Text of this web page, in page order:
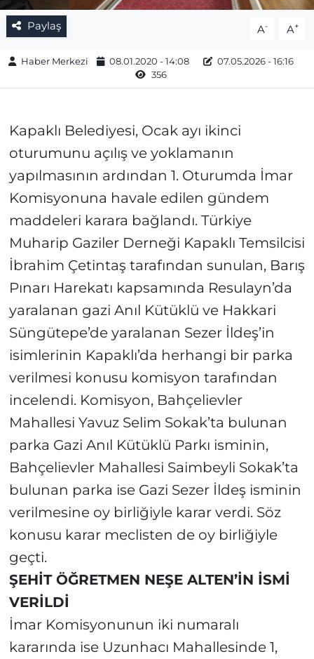
Paylaş A- A+
Haber Merkezi 08.01.2020 - 14:08
07.05.2026 - 16:16
356
Kapaklı Belediyesi, Ocak ayı ikinci
oturumunu açılış ve yoklamanın
yapılmasının ardından 1. Oturumda İmar
Komisyonuna havale edilen gündem
maddeleri karara bağlandı. Türkiye
Muharip Gaziler Derneği Kapaklı Temsilcisi
İbrahim Çetintaş tarafından sunulan, Barış
Pınarı Harekatı kapsamında Resulayn’da
yaralanan gazi Anıl Kütüklü ve Hakkari
Süngütepe’de yaralanan Sezer İldeş’in
isimlerinin Kapaklı’da herhangi bir parka
verilmesi konusu komisyon tarafından
incelendi. Komisyon, Bahçelievler
Mahallesi Yavuz Selim Sokak’ta bulunan
parka Gazi Anıl Kütüklü Parkı isminin,
Bahçelievler Mahallesi Saimbeyli Sokak’ta
bulunan parka ise Gazi Sezer İldeş isminin
verilmesine oy birliğiyle karar verdi. Söz
konusu karar meclisten de oy birliğiyle
geçti.
ŞEHİT ÖĞRETMEN NEŞE ALTEN’İN İSMİ
VERİLDİ
İmar Komisyonunun iki numaralı
kararında ise Uzunhacı Mahallesinde 1,